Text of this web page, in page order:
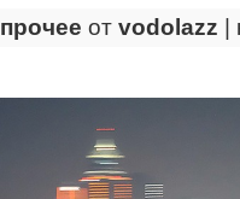
прочее от vodolazz